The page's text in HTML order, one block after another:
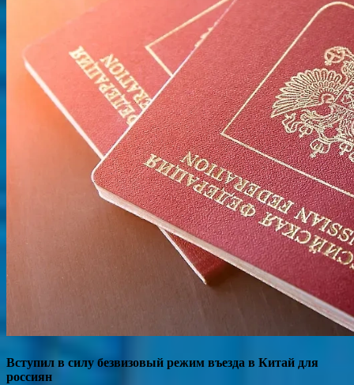
Вступил в силу безвизовый режим въезда в Китай для
россиян